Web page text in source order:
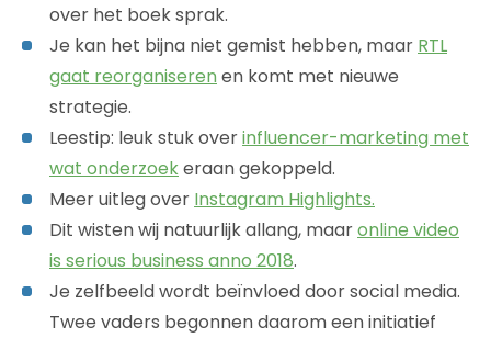
over het boek sprak.
Je kan het bijna niet gemist hebben, maar RTL
gaat reorganiseren en komt met nieuwe
strategie.
Leestip: leuk stuk overinfluencer-marketing met
wat onderzoekeraan gekoppeld.
Meer uitleg over Instagram Highlights.
Dit wisten wij natuurlijk allang, maaronline video
is serious business anno 2018.
Je zelfbeeld wordt beïnvloed door social media.
Twee vaders begonnen daarom een initiatief